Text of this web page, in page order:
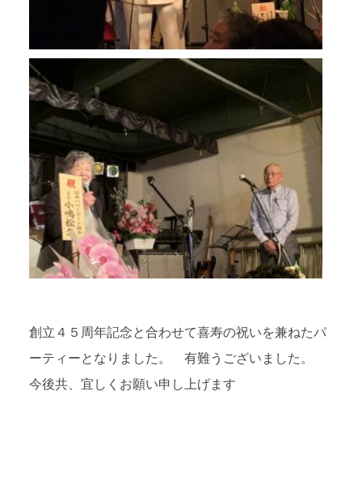
創立４５周年記念と合わせて喜寿の祝いを兼ねたパ
ーティーとなりました。 有難うございました。
今後共、宜しくお願い申し上げます